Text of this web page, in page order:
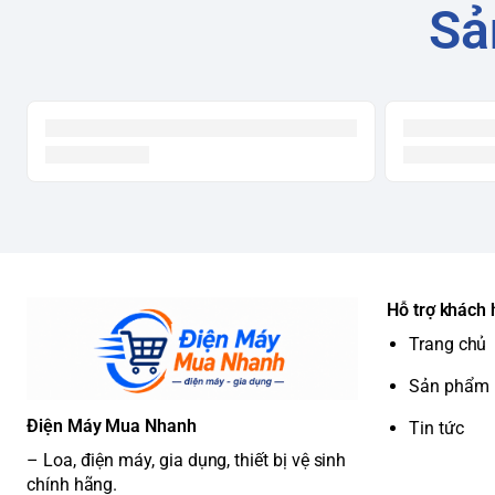
Điện Máy Mua Nhanh
– Loa, điện máy, gia dụng, thiết bị vệ sinh
chính hãng.
Hỗ trợ khách
Trang chủ
Sản phẩm
Tin tức